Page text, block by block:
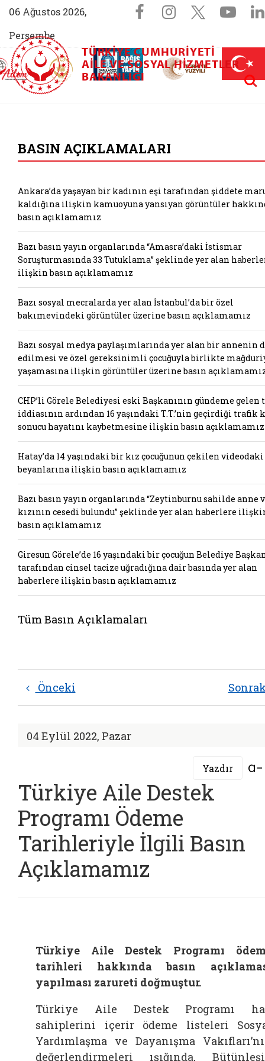
06 Ağustos 2026,
Perşembe
Sosyal
Facebook
Instagram
X
Aile (yeni sekmede açılır)
AİLEM İletişim Merkezi (yeni sekmede açılır)
Aile ve Nüfus On Yılı (yeni sekmede açılır)
Darülaceze bağış sayfası (yeni
TÜRKIYE CUMHURIYETI
AILE VE SOSYAL HIZMETLER
BAKANLIĞI
BASIN AÇIKLAMALARI
Ankara’da yaşayan bir kadının eşi tarafından şiddete
kaldığına ilişkin kamuoyuna yansıyan görüntüler
basın açıklamamız
Bazı basın yayın organlarında “Amasra’daki İstismar
Soruşturmasında 33 Tutuklama” şeklinde yer alan
ilişkin basın açıklamamız
Bazı sosyal mecralarda yer alan İstanbul’da bir özel
bakımevindeki görüntüler üzerine basın açıklamamız
Bazı sosyal medya paylaşımlarında yer alan bir annenin
edilmesi ve özel gereksinimli çocuğuyla birlikte
yaşamasına ilişkin görüntüler üzerine basın
CHP’li Görele Belediyesi eski Başkanının gündeme gelen
iddiasının ardından 16 yaşındaki T.T.’nin geçirdiği trafik
sonucu hayatını kaybetmesine ilişkin basın açıklamamız
Hatay’da 14 yaşındaki bir kız çocuğunun çekilen videodaki
beyanlarına ilişkin basın açıklamamız
Bazı basın yayın organlarında “Zeytinburnu sahilde anne
kızının cesedi bulundu” şeklinde yer alan haberlere
basın açıklamamız
Giresun Görele’de 16 yaşındaki bir çocuğun Belediye
tarafından cinsel tacize uğradığına dair basında yer alan
haberlere ilişkin basın açıklamamız
Tüm Basın Açıklamaları
Önceki
04 Eylül 2022, Pazar
Yazdır
Türkiye Aile Destek
Programı Ödeme
Tarihleriyle İlgili Basın
Açıklamamız
Türkiye Aile Destek Programı
tarihleri hakkında basın
yapılması zarureti doğmuştur.
Türkiye Aile Destek Programı
sahiplerini içerir ödeme listeleri
Yardımlaşma ve Dayanışma
değerlendirmeleri ışığında,